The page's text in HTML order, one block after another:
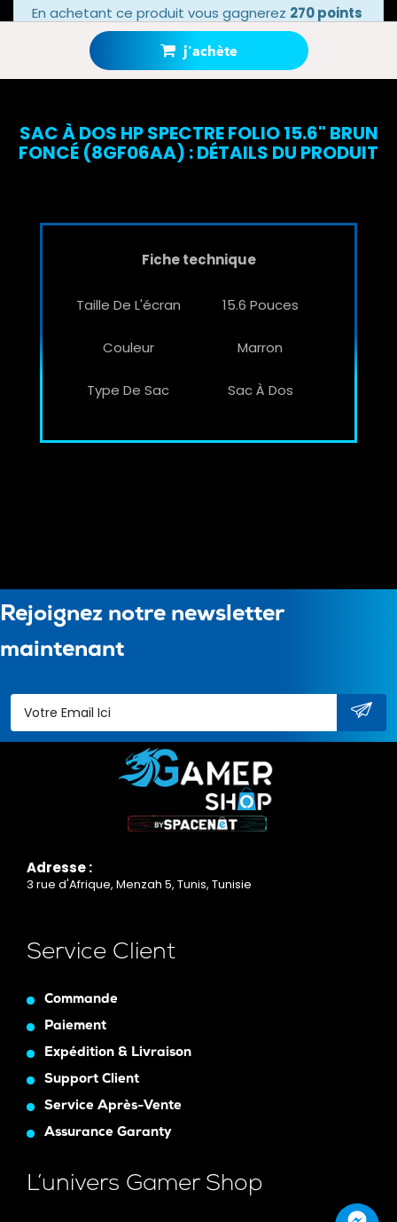
j'achète
En achetant ce produit vous gagnerez 270 points
bonusgrâce à notre programme de fidélité.
Votre panier totalisera270 points bonus.
SAC À DOS HP SPECTRE FOLIO 15.6" BRUN
FONCÉ (8GF06AA) : DÉTAILS DU PRODUIT
Fiche technique
Taille De L'écran 15.6 Pouces
Couleur Marron
Type De Sac Sac À Dos
Rejoignez notre newsletter
maintenant
Adresse :
3 rue d'Afrique, Menzah 5, Tunis, Tunisie
Service Client
Commande
Paiement
Expédition & Livraison
Support Client
Service Après-Vente
Assurance Garanty
L’univers Gamer Shop